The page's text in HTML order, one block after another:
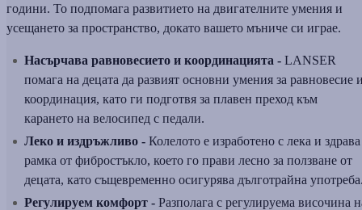
години. То подпомага развитието на двигателните умения и
усещането за пространство, докато вашето мъниче си играе.
Насърчава равновесието и координацията - LANSER
помага на децата да развият основни умения за равновесие
координация, като ги подготвя за плавен преход към
карането на велосипед с педали.
Леко и издръжливо - Колелото е изработено с лека и здрава
рамка от фибростъкло, което го прави лесно за ползване от
децата, като същевременно осигурява дълготрайна
Регулируем комфорт - Разполага с регулируема височина